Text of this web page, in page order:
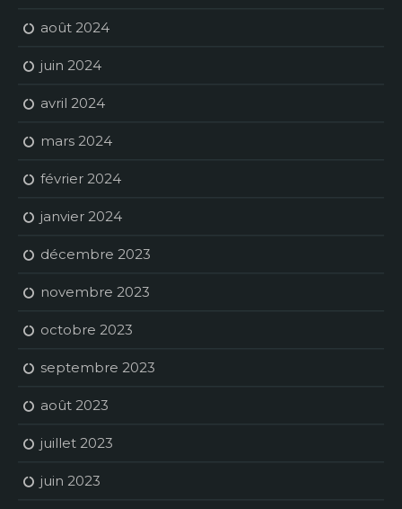
août 2024
juin 2024
avril 2024
mars 2024
février 2024
janvier 2024
décembre 2023
novembre 2023
octobre 2023
septembre 2023
août 2023
juillet 2023
juin 2023